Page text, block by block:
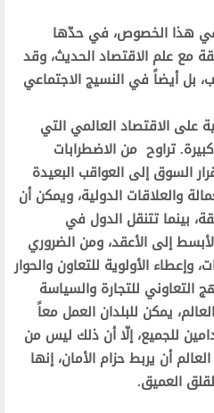
في هذا الخصوص، في حدّها
مع علم الاقتصاد الحديث، وقد
بل أيضاً في النسيج الاجتماعي
على الاقتصاد العالمي التي
تراوح من الاضطرابات
السوق إلى العواقب البعيدة
والعلاقات الدولية، ويمكن أن
بينما تتنقل الدول في
إلى الأعقد، ومن الضروري
وإعطاء الأولوية للتعاون والحوار
التعاوني للتجارة والسياسة
يمكن للبلدان العمل معاً
للجميع، إلّا أن ذلك ليس من
أن يربط حزام الأمان، إنها
العميق.